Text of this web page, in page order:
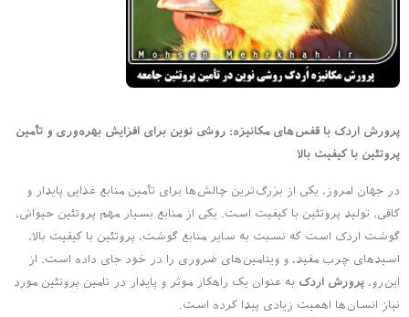
پرورش اردک با قفس‌های مکانیزه: روشی نوین برای افزایش بهره‌وری و تأمین
پروتئین با کیفیت بالا
در جهان امروز، یکی از بزرگ‌ترین چالش‌ها برای تأمین منابع غذایی پایدار و
کافی، تولید پروتئین با کیفیت است. یکی از منابع بسیار مهم پروتئین حیوانی،
گوشت اردک است که نسبت به سایر منابع گوشت، پروتئین با کیفیت بالا،
اسیدهای چرب مفید، و ویتامین‌های ضروری را در خود جای داده است. از
این‌رو، پرورش اردک به عنوان یک راهکار موثر و پایدار در تامین پروتئین مورد
نیاز انسان‌ها اهمیت زیادی پیدا کرده است.